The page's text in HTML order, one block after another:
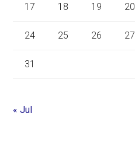
17 18 19 20
24 25 26 27
31
« Jul